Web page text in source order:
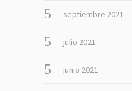
septiembre 2021
julio 2021
junio 2021